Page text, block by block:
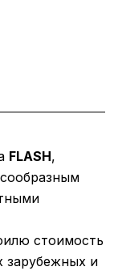
FLASH,
стоимость
зарубежных и